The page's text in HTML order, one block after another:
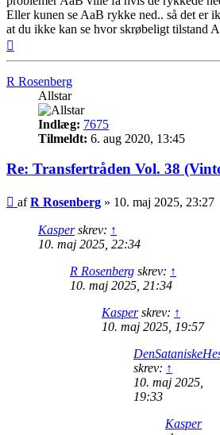
Eller kunen se AaB rykke ned.. så det er
at du ikke kan se hvor skrøbeligt tilstand
R Rosenberg
Allstar
Indlæg: 7675
Tilmeldt: 6. aug 2020, 13:45
Re: Transfertråden Vol. 38
Indlæg
afR Rosenberg » 10. maj 2025, 23:27
Kasperskrev: ↑
10. maj 2025, 22:34
R Rosenberg skrev: ↑
10. maj 2025, 21:34
Kasperskrev: ↑
10. maj 2025, 19:57
skrev: ↑
10. maj 2025,
19:33
Kasper